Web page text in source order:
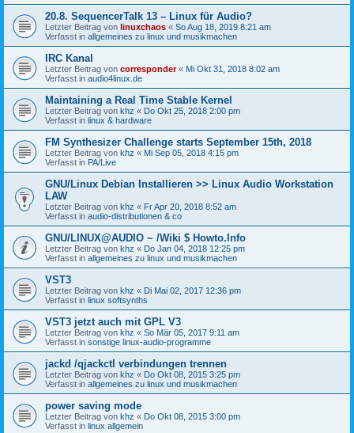
20.8. SequencerTalk 13 – Linux für Audio?
Letzter Beitrag von linuxchaos « So Aug 18, 2019 8:21 am
Verfasst in allgemeines zu linux und musikmachen
IRC Kanal
Letzter Beitrag von corresponder« Mi Okt 31, 2018 8:02 am
Verfasst in audio4linux.de
Maintaining a Real Time Stable Kernel
Letzter Beitrag von khz « Do Okt 25, 2018 2:00 pm
Verfasst in linux & hardware
FM Synthesizer Challenge starts September 15th, 2018
Letzter Beitrag von khz « Mi Sep 05, 2018 4:15 pm
Verfasst in PA/Live
GNU/Linux Debian Installieren >> Linux Audio Workstation
LAW
Letzter Beitrag von khz « Fr Apr 20, 2018 8:52 am
Verfasst in audio-distributionen & co
GNU/LINUX@AUDIO ~ /Wiki $ Howto.Info
Letzter Beitrag von khz « Do Jan 04, 2018 12:25 pm
Verfasst in allgemeines zu linux und musikmachen
VST3
Letzter Beitrag von khz « Di Mai 02, 2017 12:36 pm
Verfasst in linux softsynths
VST3 jetzt auch mit GPL V3
Letzter Beitrag von khz « So Mär 05, 2017 9:11 am
Verfasst in sonstige linux-audio-programme
jackd /qjackctl verbindungen trennen
Letzter Beitrag von khz « Do Okt 08, 2015 3:25 pm
Verfasst in allgemeines zu linux und musikmachen
power saving mode
Letzter Beitrag von khz « Do Okt 08, 2015 3:00 pm
Verfasst in linux allgemein